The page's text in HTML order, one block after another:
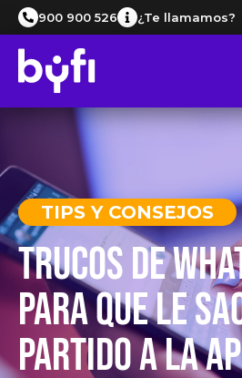
900 900 526 ¿Te llamamos?
TIPS Y CONSEJOS
Trucos de
para que le
partido a la